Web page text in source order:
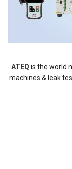
ATEQ is the world
machines & leak